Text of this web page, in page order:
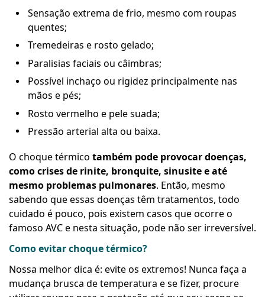
Sensação extrema de frio, mesmo com roupas
quentes;
Tremedeiras e rosto gelado;
Paralisias faciais ou câimbras;
Possível inchaço ou rigidez principalmente nas
mãos e pés;
Rosto vermelho e pele suada;
Pressão arterial alta ou baixa.
O choque térmico também pode provocar doenças,
como crises de rinite, bronquite, sinusite e até
mesmo problemas pulmonares. Então, mesmo
sabendo que essas doenças têm tratamentos, todo
cuidado é pouco, pois existem casos que ocorre o
famoso AVC e nesta situação, pode não ser irreversível.
Como evitar choque térmico?
Nossa melhor dica é: evite os extremos! Nunca faça a
mudança brusca de temperatura e se fizer, procure